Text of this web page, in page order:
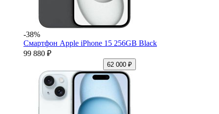
-38%
Смартфон Apple iPhone 15 256GB Black
99 880 ₽
62 000 ₽